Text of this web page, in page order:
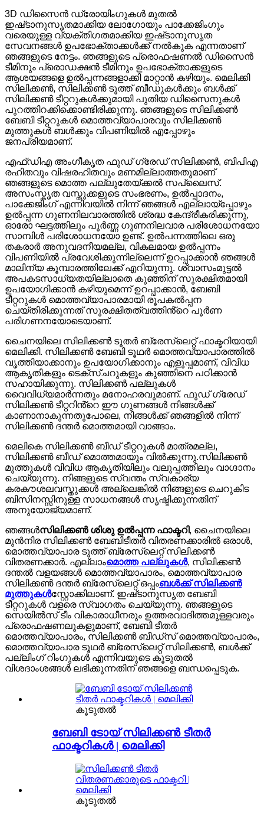
3D ഡിസൈൻ ഡ്രോയിംഗുകൾ മുതൽ
ഇഷ്‌ടാനുസൃതമാക്കിയ ലോഗോയും പാക്കേജിംഗും
വരെയുള്ള വ്യക്തിഗതമാക്കിയ ഇഷ്‌ടാനുസൃത
സേവനങ്ങൾ ഉപഭോക്താക്കൾക്ക് നൽകുക എന്നതാണ്
ഞങ്ങളുടെ നേട്ടം. ഞങ്ങളുടെ പ്രൊഫഷണൽ ഡിസൈൻ
ടീമിനും പ്രൊഡക്ഷൻ ടീമിനും ഉപഭോക്താക്കളുടെ
ആശയങ്ങളെ ഉൽപ്പന്നങ്ങളാക്കി മാറ്റാൻ കഴിയും. മെലിക്കി
സിലിക്കൺ, സിലിക്കൺ ടൂത്ത് ബീഡുകൾക്കും ബൾക്ക്
സിലിക്കൺ ടീറ്ററുകൾക്കുമായി പുതിയ ഡിസൈനുകൾ
പുറത്തിറക്കിക്കൊണ്ടിരിക്കുന്നു. ഞങ്ങളുടെ സിലിക്കൺ
ബേബി ടീറ്ററുകൾ മൊത്തവ്യാപാരവും സിലിക്കൺ
മുത്തുകൾ ബൾക്കും വിപണിയിൽ എപ്പോഴും
ജനപ്രിയമാണ്.
എഫ്‌ഡിഎ അംഗീകൃത ഫുഡ് ഗ്രേഡ് സിലിക്കൺ, ബിപിഎ
രഹിതവും വിഷരഹിതവും മണമില്ലാത്തതുമാണ്
ഞങ്ങളുടെ മൊത്ത പല്ലുതേയ്‌ക്കൽ സപ്ലൈസ്.
അസംസ്കൃത വസ്തുക്കളുടെ സംഭരണം, ഉൽപ്പാദനം,
പാക്കേജിംഗ് എന്നിവയിൽ നിന്ന് ഞങ്ങൾ എല്ലായ്പ്പോഴും
ഉൽപ്പന്ന ഗുണനിലവാരത്തിൽ ശ്രദ്ധ കേന്ദ്രീകരിക്കുന്നു,
ഓരോ ഘട്ടത്തിലും പൂർണ്ണ ഗുണനിലവാര പരിശോധനയോ
സാമ്പിൾ പരിശോധനയോ ഉണ്ട്. ഉൽപന്നത്തിലെ ഒരു
തകരാർ അനുവദനീയമല്ല, വികലമായ ഉൽപ്പന്നം
വിപണിയിൽ പ്രവേശിക്കുന്നില്ലെന്ന് ഉറപ്പാക്കാൻ ഞങ്ങൾ
മാലിന്യ കൂമ്പാരത്തിലേക്ക് എറിയുന്നു. ശ്വാസംമുട്ടൽ
അപകടസാധ്യതയില്ലാതെ കുഞ്ഞിന് സുരക്ഷിതമായി
ഉപയോഗിക്കാൻ കഴിയുമെന്ന് ഉറപ്പാക്കാൻ, ബേബി
ടീറ്ററുകൾ മൊത്തവ്യാപാരമായി രൂപകൽപ്പന
ചെയ്തിരിക്കുന്നത് സുരക്ഷിതത്വത്തിൻ്റെ പൂർണ
പരിഗണനയോടെയാണ്.
ചൈനയിലെ സിലിക്കൺ ടൂതർ ബ്രേസ്‌ലെറ്റ് ഫാക്ടറിയായി
മെലിക്കി. സിലിക്കൺ ബേബി ടൂഥർ മൊത്തവ്യാപാരത്തിൽ
വൃത്തിയാക്കാനും ഉപയോഗിക്കാനും എളുപ്പമാണ്, വിവിധ
ആകൃതികളും ടെക്സ്ചറുകളും കുഞ്ഞിനെ പഠിക്കാൻ
സഹായിക്കുന്നു. സിലിക്കൺ പല്ലുകൾ
വൈവിധ്യമാർന്നതും മനോഹരവുമാണ്. ഫുഡ് ഗ്രേഡ്
സിലിക്കൺ ടീറ്ററിൻ്റെ ഈ ഗുണങ്ങൾ നിങ്ങൾക്ക്
കാണാനാകുന്നതുപോലെ, നിങ്ങൾക്ക് ഞങ്ങളിൽ നിന്ന്
സിലിക്കൺ ദന്തർ മൊത്തമായി വാങ്ങാം.
മെലികെ സിലിക്കൺ ബീഡ് ടീറ്ററുകൾ മാത്രമല്ല,
സിലിക്കൺ ബീഡ് മൊത്തമായും വിൽക്കുന്നു.സിലിക്കൺ
മുത്തുകൾ വിവിധ ആകൃതിയിലും വലുപ്പത്തിലും വാഗ്ദാനം
ചെയ്യുന്നു. നിങ്ങളുടെ സ്വന്തം സ്വകാര്യ
കരകൗശലവസ്തുക്കൾ അല്ലെങ്കിൽ നിങ്ങളുടെ ചെറുകിട
ബിസിനസ്സിനുള്ള സാധനങ്ങൾ സൃഷ്ടിക്കുന്നതിന്
അനുയോജ്യമാണ്.
ഞങ്ങൾസിലിക്കൺ ശിശു ഉൽപ്പന്ന ഫാക്ടറി, ചൈനയിലെ
മുൻനിര സിലിക്കൺ ബേബിടീതർ വിതരണക്കാരിൽ ഒരാൾ,
മൊത്തവ്യാപാര ടൂത്ത് ബ്രേസ്ലെറ്റ് സിലിക്കൺ
വിതരണക്കാർ. എല്ലാംമൊത്ത പല്ലുകൾ, സിലിക്കൺ
ദന്തൽ വളയങ്ങൾ മൊത്തവ്യാപാരം, മൊത്തവ്യാപാര
സിലിക്കൺ ദന്തർ ബ്രേസ്ലെറ്റ് ഒപ്പംബൾക്ക് സിലിക്കൺ
മുത്തുകൾസ്റ്റോക്കിലാണ്. ഇഷ്‌ടാനുസൃത ബേബി
ടീറ്ററുകൾ വളരെ സ്വാഗതം ചെയ്യുന്നു. ഞങ്ങളുടെ
സെയിൽസ് ടീം വികാരാധീനരും ഉത്തരവാദിത്തമുള്ളവരും
പ്രൊഫഷണലുകളുമാണ്, ബേബി ടീതർ
മൊത്തവ്യാപാരം, സിലിക്കൺ ബീഡ്‌സ് മൊത്തവ്യാപാരം,
മൊത്തവ്യാപാര ടൂഥർ ബ്രേസ്‌ലെറ്റ് സിലിക്കൺ, ബൾക്ക്
പല്ലിംഗ് റിംഗുകൾ എന്നിവയുടെ കൂടുതൽ
വിശദാംശങ്ങൾ ലഭിക്കുന്നതിന് ഞങ്ങളെ ബന്ധപ്പെടുക.
കൂടുതൽ
ബേബി ടോയ് സിലിക്കൺ ടീതർ
ഫാക്ടറികൾ | മെലിക്കി
കൂടുതൽ